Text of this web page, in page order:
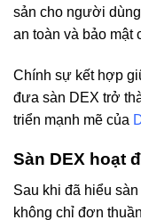
sản cho người
an toàn và bảo mật
Chính sự kết hợp
đưa sàn DEX trở
triển mạnh mẽ của
Sàn DEX hoạt
Sau khi đã hiểu
không chỉ đơn